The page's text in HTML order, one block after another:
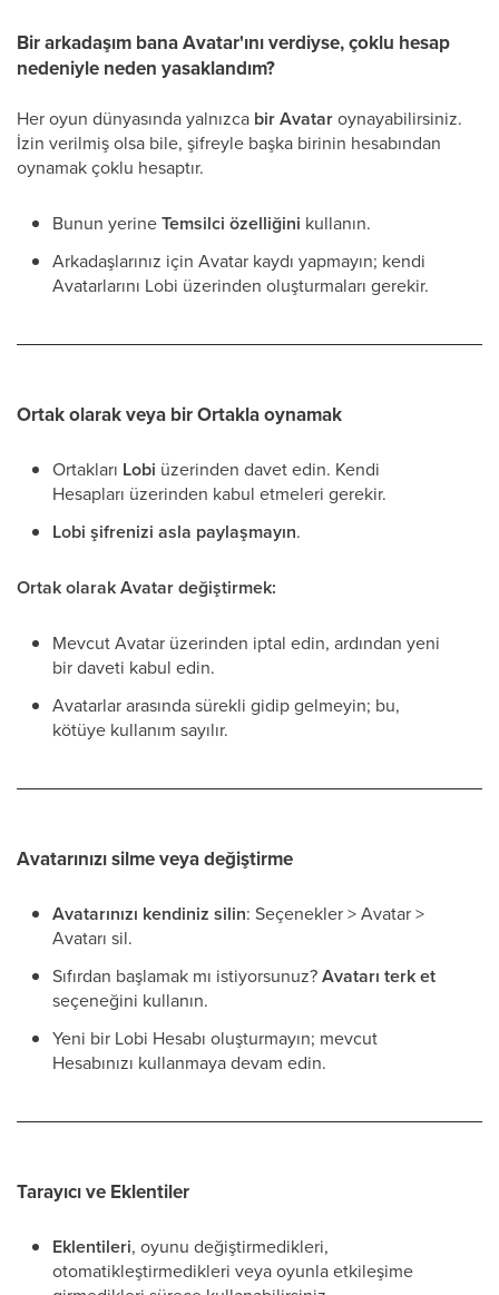
Bir arkadaşım bana Avatar'ını verdiyse, çoklu hesap
nedeniyle neden yasaklandım?
Her oyun dünyasında yalnızca bir Avataroynayabilirsiniz.
İzin verilmiş olsa bile, şifreyle başka birinin hesabından
oynamak çoklu hesaptır.
Bunun yerineTemsilci özelliğini kullanın.
Arkadaşlarınız için Avatar kaydı yapmayın; kendi
Avatarlarını Lobi üzerinden oluşturmaları gerekir.
Ortak olarak veya bir Ortakla oynamak
Ortakları Lobi üzerinden davet edin. Kendi
Hesapları üzerinden kabul etmeleri gerekir.
Lobi şifrenizi asla paylaşmayın.
Ortak olarak Avatar değiştirmek:
Mevcut Avatar üzerinden iptal edin, ardından yeni
bir daveti kabul edin.
Avatarlar arasında sürekli gidip gelmeyin; bu,
kötüye kullanım sayılır.
Avatarınızı silme veya değiştirme
Avatarınızı kendiniz silin: Seçenekler > Avatar >
Avatarı sil.
Sıfırdan başlamak mı istiyorsunuz?Avatarı terk et
seçeneğini kullanın.
Yeni bir Lobi Hesabı oluşturmayın; mevcut
Hesabınızı kullanmaya devam edin.
Tarayıcı ve Eklentiler
Eklentileri, oyunu değiştirmedikleri,
otomatikleştirmedikleri veya oyunla etkileşime